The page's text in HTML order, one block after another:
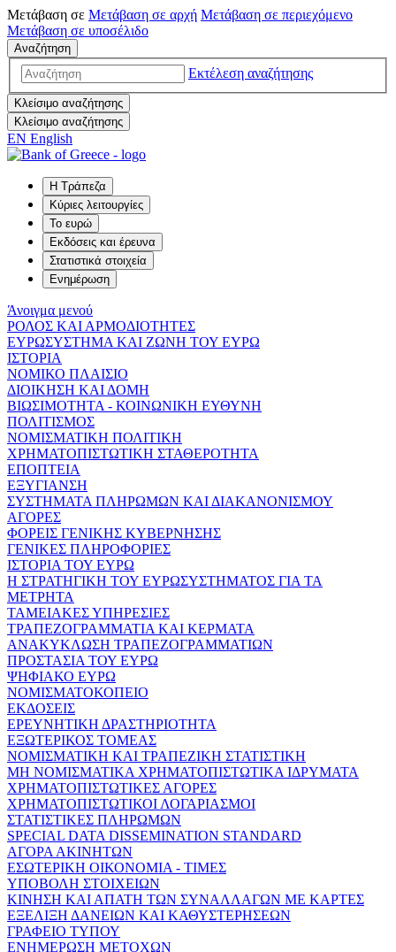
Μετάβαση σε Μετάβαση σε αρχή Μετάβαση σε περιεχόμενο
Μετάβαση σε υποσέλιδο
Αναζήτηση
Εκτέλεση αναζήτησης
Κλείσιμο αναζήτησης
Κλείσιμο αναζήτησης
EN English
Η Τράπεζα
Κύριες λειτουργίες
Το ευρώ
Εκδόσεις και έρευνα
Στατιστικά στοιχεία
Ενημέρωση
Άνοιγμα μενού
ΡΟΛΟΣ ΚΑΙ ΑΡΜΟΔΙΟΤΗΤΕΣ
ΕΥΡΩΣΥΣΤΗΜΑ ΚΑΙ ΖΩΝΗ ΤΟΥ ΕΥΡΩ
ΙΣΤΟΡΙΑ
ΝΟΜΙΚΟ ΠΛΑΙΣΙΟ
ΔΙΟΙΚΗΣΗ ΚΑΙ ΔΟΜΗ
ΒΙΩΣΙΜΟΤΗΤΑ - ΚΟΙΝΩΝΙΚΗ ΕΥΘΥΝΗ
ΠΟΛΙΤΙΣΜΟΣ
ΝΟΜΙΣΜΑΤΙΚΗ ΠΟΛΙΤΙΚΗ
ΧΡΗΜΑΤΟΠΙΣΤΩΤΙΚΗ ΣΤΑΘΕΡΟΤΗΤΑ
ΕΠΟΠΤΕΙΑ
ΕΞΥΓΙΑΝΣΗ
ΣΥΣΤΗΜΑΤΑ ΠΛΗΡΩΜΩΝ ΚΑΙ ΔΙΑΚΑΝΟΝΙΣΜΟΥ
ΑΓΟΡΕΣ
ΦΟΡΕΙΣ ΓΕΝΙΚΗΣ ΚΥΒΕΡΝΗΣΗΣ
ΓΕΝΙΚΕΣ ΠΛΗΡΟΦΟΡΙΕΣ
ΙΣΤΟΡΙΑ ΤΟΥ ΕΥΡΩ
Η ΣΤΡΑΤΗΓΙΚΗ ΤΟΥ ΕΥΡΩΣΥΣΤΗΜΑΤΟΣ ΓΙΑ ΤΑ
ΜΕΤΡΗΤΑ
ΤΑΜΕΙΑΚΕΣ ΥΠΗΡΕΣΙΕΣ
ΤΡΑΠΕΖΟΓΡΑΜΜΑΤΙΑ ΚΑΙ ΚΕΡΜΑΤΑ
ΑΝΑΚΥΚΛΩΣΗ ΤΡΑΠΕΖΟΓΡΑΜΜΑΤΙΩΝ
ΠΡΟΣΤΑΣΙΑ ΤΟΥ ΕΥΡΩ
ΨΗΦΙΑΚΟ ΕΥΡΩ
ΝΟΜΙΣΜΑΤΟΚΟΠΕΙΟ
ΕΚΔΟΣΕΙΣ
ΕΡΕΥΝΗΤΙΚΗ ΔΡΑΣΤΗΡΙΟΤΗΤΑ
ΕΞΩΤΕΡΙΚΟΣ ΤΟΜΕΑΣ
ΝΟΜΙΣΜΑΤΙΚΗ ΚΑΙ ΤΡΑΠΕΖΙΚΗ ΣΤΑΤΙΣΤΙΚΗ
ΜΗ ΝΟΜΙΣΜΑΤΙΚΑ ΧΡΗΜΑΤΟΠΙΣΤΩΤΙΚΑ ΙΔΡΥΜΑΤΑ
ΧΡΗΜΑΤΟΠΙΣΤΩΤΙΚΕΣ ΑΓΟΡΕΣ
ΧΡΗΜΑΤΟΠΙΣΤΩΤΙΚΟΙ ΛΟΓΑΡΙΑΣΜΟΙ
ΣΤΑΤΙΣΤΙΚΕΣ ΠΛΗΡΩΜΩΝ
SPECIAL DATA DISSEMINATION STANDARD
ΑΓΟΡΑ ΑΚΙΝΗΤΩΝ
ΕΣΩΤΕΡΙΚΗ ΟΙΚΟΝΟΜΙΑ - ΤΙΜΕΣ
ΥΠΟΒΟΛΗ ΣΤΟΙΧΕΙΩΝ
ΚΙΝΗΣΗ ΚΑΙ ΑΠΑΤΗ ΤΩΝ ΣΥΝΑΛΛΑΓΩΝ ΜΕ ΚΑΡΤΕΣ
ΕΞΕΛΙΞΗ ΔΑΝΕΙΩΝ ΚΑΙ ΚΑΘΥΣΤΕΡΗΣΕΩΝ
ΓΡΑΦΕΙΟ ΤΥΠΟΥ
ΕΝΗΜΕΡΩΣΗ ΜΕΤΟΧΩΝ